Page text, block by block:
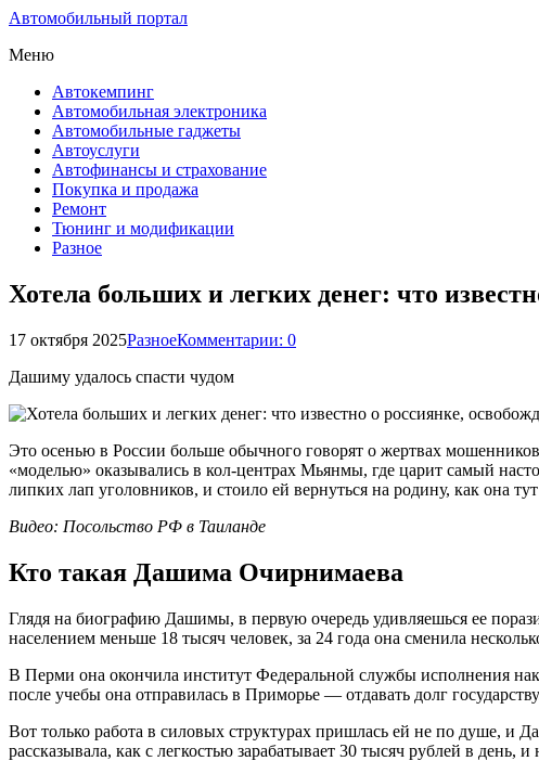
Автомобильный портал
Меню
Автокемпинг
Автомобильная электроника
Автомобильные гаджеты
Автоуслуги
Автофинансы и страхование
Покупка и продажа
Ремонт
Тюнинг и модификации
Разное
Хотела больших и легких денег: что
17 октября 2025РазноеКомментарии: 0
Дашиму удалось спасти чудом
Это осенью в России больше обычного говорят о жертвах
«моделью» оказывались в кол-центрах Мьянмы, где царит самый
липких лап уголовников, и стоило ей вернуться на родину, как она
Видео: Посольство РФ в Таиланде
Кто такая Дашима Очирнимаева
Глядя на биографию Дашимы, в первую очередь удивляешься ее
населением меньше 18 тысяч человек, за 24 года она сменила
В Перми она окончила институт Федеральной службы исполнения
после учебы она отправилась в Приморье — отдавать долг
Вот только работа в силовых структурах пришлась ей не по душе, и
рассказывала, как с легкостью зарабатывает 30 тысяч рублей в